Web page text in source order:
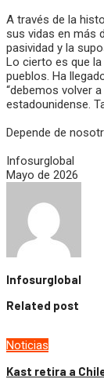
A través de la
sus vidas en más
pasividad y la
Lo cierto es que
pueblos. Ha
“debemos volver
estadounidense.
Depende de
Infosurglobal
Mayo de 2026
Infosurglobal
Related post
Noticias
Kast retira a